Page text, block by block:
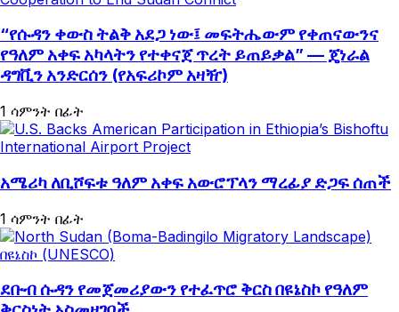
“የሱዳን ቀውስ ትልቅ አደጋ ነው፤ መፍትሔውም የቀጠናውንና
የዓለም አቀፍ አካላትን የተቀናጀ ጥረት ይጠይቃል” — ጄነራል
ዳግቪን አንድርሰን (የአፍሪኮም አዛዥ)
1 ሳምንት በፊት
አሜሪካ ለቢሾፍቱ ዓለም አቀፍ አውሮፕላን ማረፊያ ድጋፍ ሰጠች
1 ሳምንት በፊት
ደቡብ ሱዳን የመጀመሪያውን የተፈጥሮ ቅርስ በዩኔስኮ የዓለም